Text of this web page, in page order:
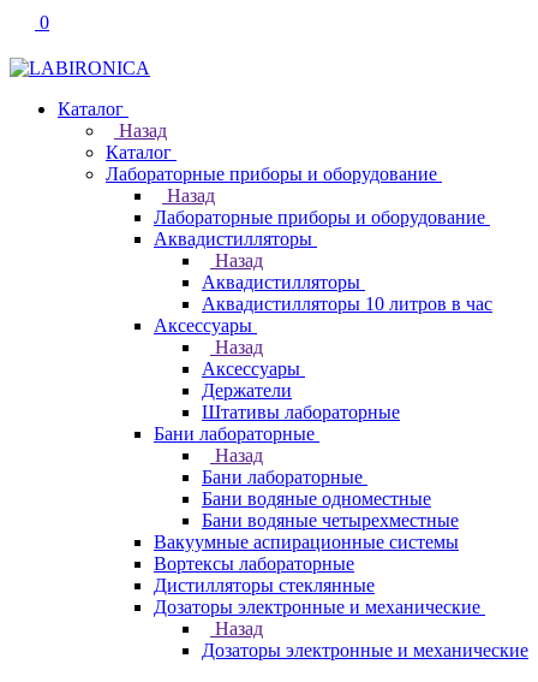
0
Каталог
Назад
Каталог
Лабораторные приборы и оборудование
Назад
Лабораторные приборы и оборудование
Аквадистилляторы
Назад
Аквадистилляторы
Аквадистилляторы 10 литров в час
Аксессуары
Назад
Аксессуары
Держатели
Штативы лабораторные
Бани лабораторные
Назад
Бани лабораторные
Бани водяные одноместные
Бани водяные четырехместные
Вакуумные аспирационные системы
Вортексы лабораторные
Дистилляторы стеклянные
Дозаторы электронные и механические
Назад
Дозаторы электронные и механические